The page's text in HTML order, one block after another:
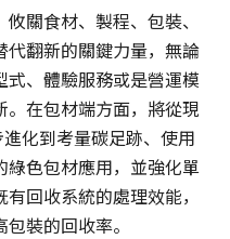
關食材、製程、包裝、
代翻新的關鍵力量，無論
、體驗服務或是營運模
在包材端方面，將從現
化到考量碳足跡、使用
綠色包材應用，並強化單
回收系統的處理效能，
裝的回收率。